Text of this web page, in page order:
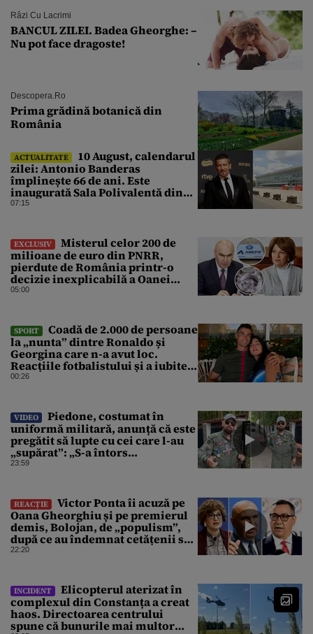
Râzi Cu Lacrimi
BANCUL ZILEI. Badea Gheorghe: –
Nu pot face dragoste!
Descopera.ro
Prima grădină botanică din
România
ACTUALITATE
10 August, calendarul
zilei: Antonio Banderas
împlinește 66 de ani. Este
inaugurată Sala Polivalentă din
București
07:15
EXCLUSIV
Misterul celor 200 de
milioane de euro din PNRR,
pierdute de România printr-o
decizie inexplicabilă a Oanei
Gheorghiu. Ultima hotărâre de
05:00
SPORT
Coadă de 2.000 de persoane
la „nunta” dintre Ronaldo și
Georgina care n-a avut loc.
Reacțiile fotbalistului și a iubitei
sale pe social media
00:26
VIDEO
Piedone, costumat în
uniformă militară, anunță că este
pregătit să lupte cu cei care l-au
„supărat”: „S-a întors
boomerangul”
23:59
REACȚIE
Victor Ponta îi acuză pe
Oana Gheorghiu și pe premierul
demis, Bolojan, de „populism”,
după ce au îndemnat cetățenii să
reducă consumul energetic
22:20
INCIDENT
Elicopterul aterizat în
complexul din Constanța a creat
haos. Directoarea centrului
spune că bunurile mai multor